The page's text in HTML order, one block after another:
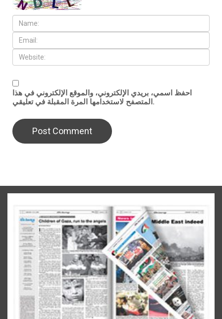
احفظ اسمي، بريدي الإلكتروني، والموقع الإلكتروني في هذا
المتصفح لاستخدامها المرة المقبلة في تعليقي.